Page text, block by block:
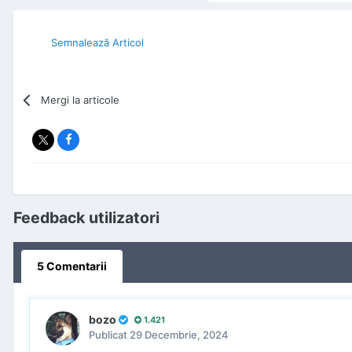
Semnalează Articol
Mergi la articole
Feedback utilizatori
5 Comentarii
bozo 1.421
Publicat 29 Decembrie, 2024